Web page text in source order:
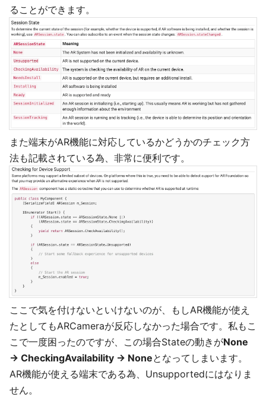
ることができます。
また端末がAR機能に対応しているかどうかのチェック方
法も記載されている為、非常に便利です。
ここで気を付けないといけないのが、もしAR機能が使え
たとしてもARCameraが反応しなかった場合です。私もこ
こで一度困ったのですが、この場合Stateの動きがNone
→ CheckingAvailability → Noneとなってしまいます。
AR機能が使える端末である為、Unsupportedにはなりま
せん。